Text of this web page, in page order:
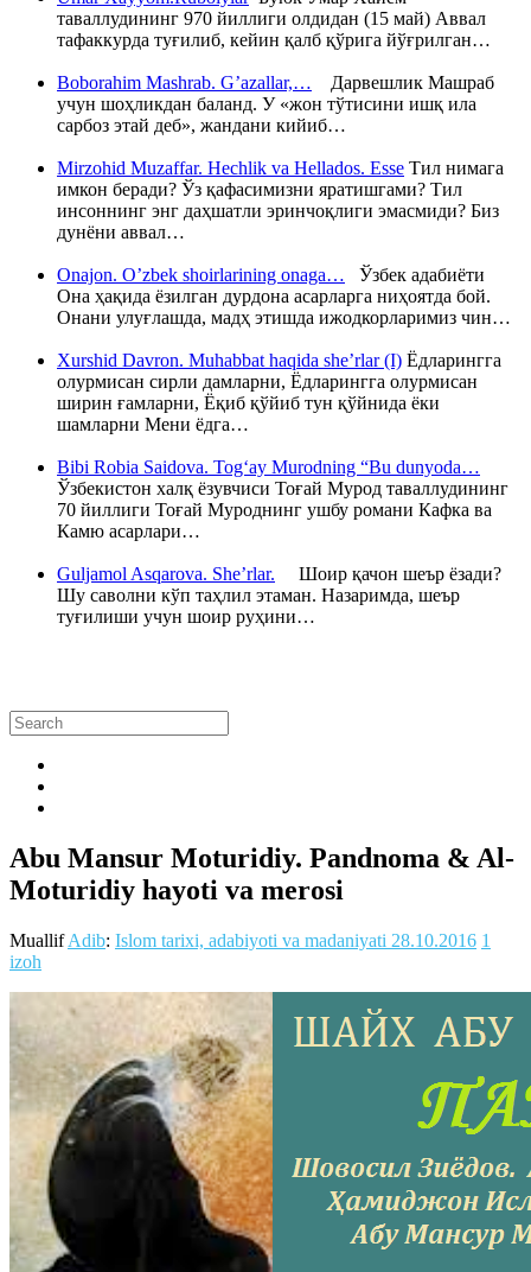
таваллудининг 970 йиллиги олдидан (15 май) Аввал
тафаккурда туғилиб, кейин қалб қўрига йўғрилган…
Boborahim Mashrab. G’azallar,… Дарвешлик Машраб
учун шоҳликдан баланд. У «жон тўтисини ишқ ила
сарбоз этай деб», жандани кийиб…
Mirzohid Muzaffar. Hechlik va Hellados. Esse Тил нимага
имкон беради? Ўз қафасимизни яратишгами? Тил
инсоннинг энг даҳшатли эринчоқлиги эмасмиди? Биз
дунёни аввал…
Onajon. O’zbek shoirlarining onaga… Ўзбек адабиёти
Она ҳақида ёзилган дурдона асарларга ниҳоятда бой.
Онани улуғлашда, мадҳ этишда ижодкорларимиз чин…
Xurshid Davron. Muhabbat haqida she’rlar (I) Ёдларингга
олурмисан сирли дамларни, Ёдларингга олурмисан
ширин ғамларни, Ёқиб қўйиб тун қўйнида ёки
шамларни Мени ёдга…
Bibi Robia Saidova. Tog‘ay Murodning “Bu dunyoda…
Ўзбекистон халқ ёзувчиси Тоғай Мурод таваллудининг
70 йиллиги Тоғай Муроднинг ушбу романи Кафка ва
Камю асарлари…
Guljamol Asqarova. She’rlar. Шоир қачон шеър ёзади?
Шу саволни кўп таҳлил этаман. Назаримда, шеър
туғилиши учун шоир руҳини…
Abu Mansur Moturidiy. Pandnoma & Al-
Moturidiy hayoti va merosi
MuallifAdib: Islom tarixi, adabiyoti va madaniyati 28.10.2016 1
izoh